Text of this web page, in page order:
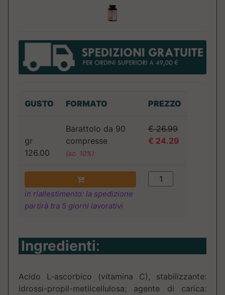
GUSTO FORMATO PREZZO
gr
126.00
Barattolo da 90
compresse
(sc. 10%)
€ 26.99
€ 24.29
in riallestimento: la spedizione
partirà tra 5 giorni lavorativi
Ingredienti:
Acido L-ascorbico (vitamina C), stabilizzante:
idrossi-propil-metilcellulosa; agente di carica: